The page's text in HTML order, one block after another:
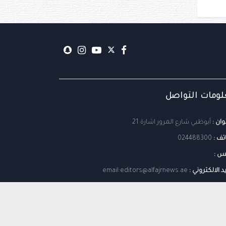
التواصل
: أبوظبي شارع المرور اشارة 21
:
024488300
:
الالكتروني : email:editors@alfajrnews.ae